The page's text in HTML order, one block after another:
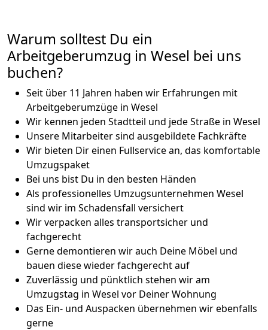
Warum solltest Du ein
Arbeitgeberumzug in Wesel bei uns
buchen?
Seit über 11 Jahren haben wir Erfahrungen mit
Arbeitgeberumzüge in Wesel
Wir kennen jeden Stadtteil und jede Straße in Wesel
Unsere Mitarbeiter sind ausgebildete Fachkräfte
Wir bieten Dir einen Fullservice an, das komfortable
Umzugspaket
Bei uns bist Du in den besten Händen
Als professionelles Umzugsunternehmen Wesel
sind wir im Schadensfall versichert
Wir verpacken alles transportsicher und
fachgerecht
Gerne demontieren wir auch Deine Möbel und
bauen diese wieder fachgerecht auf
Zuverlässig und pünktlich stehen wir am
Umzugstag in Wesel vor Deiner Wohnung
Das Ein- und Auspacken übernehmen wir ebenfalls
gerne